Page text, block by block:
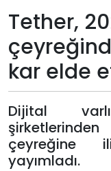
Künye
Giriş
Yap
Tether,
kar elde
Dijital
çeyreğine
yayımladı.